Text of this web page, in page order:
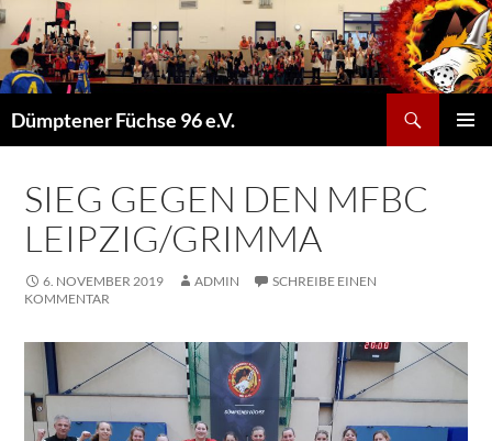
Dümptener Füchse 96 e.V.
SPRINGEN
SIEG GEGEN DEN MFBC
LEIPZIG/GRIMMA
6. NOVEMBER 2019 ADMIN
SCHREIBE EINEN
KOMMENTAR